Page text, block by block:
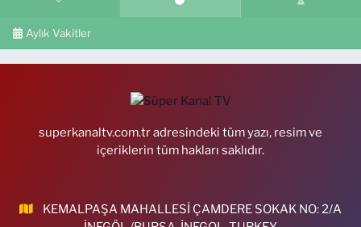
Aylık Vakitler
superkanaltv.com.tr adresindeki tüm yazı, resim ve
içeriklerin tüm hakları saklıdır.
KEMALPAŞA MAHALLESİ ÇAMDERE SOKAK NO: 2/A